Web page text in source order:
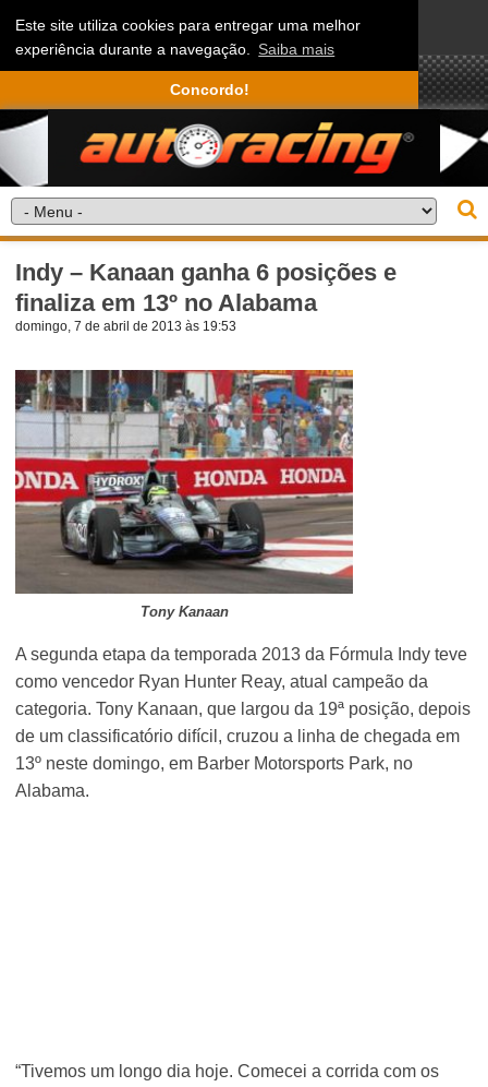
Este site utiliza cookies para entregar uma melhor
experiência durante a navegação. Saiba mais
Concordo!
Indy – Kanaan ganha 6 posições e
finaliza em 13º no Alabama
domingo, 7 de abril de 2013 às 19:53
Tony Kanaan
A segunda etapa da temporada 2013 da Fórmula Indy teve
como vencedor Ryan Hunter Reay, atual campeão da
categoria. Tony Kanaan, que largou da 19ª posição, depois
de um classificatório difícil, cruzou a linha de chegada em
13º neste domingo, em Barber Motorsports Park, no
Alabama.
“Tivemos um longo dia hoje. Comecei a corrida com os